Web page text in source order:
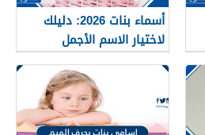
أسماء بنات 2026: دليلك
لاختيار الاسم الأجمل
لمولودتك القادمة